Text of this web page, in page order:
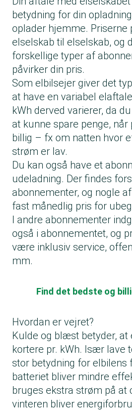
betydning for din
oplader hjemme. Priserne
elselskab til elselskab, og
forskellige typer af
påvirker din pris.
Som elbilsejer giver det
at have en variabel
kWh derved varierer, da
at kunne spare penge, når
billig – fx om natten hvor
strøm er lav.
Du kan også have et
udeladning. Der findes
abonnementer, og nogle
fast månedlig pris for
I andre abonnementer
også i abonnementet, og
være inklusiv service,
mm.
Find det bedste og
Hvordan er vejret?
Kulde og blæst betyder, at
kortere pr. kWh. Især lave
stor betydning for elbilens
batteriet bliver mindre
bruges ekstra strøm på at
vinteren bliver